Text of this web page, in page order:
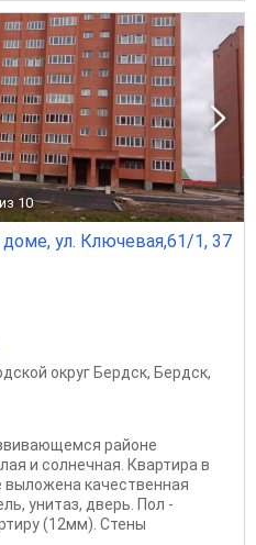
из 10
ул. Ключевая,61/1, 37
округ Бердск, Бердск,
районе
и солнечная. Квартира в
выложена качественная
унитаз, дверь. Пол -
(12мм). Стены